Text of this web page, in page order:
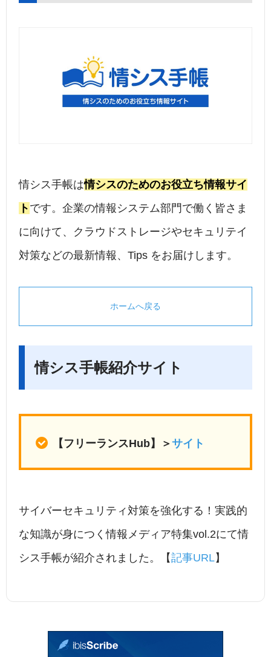
情シス手帳は情シスのためのお役立ち情報サイ
ト です。企業の情報システム部門で働く皆さま
に向けて、クラウドストレージやセキュリテイ
対策などの最新情報、Tips をお届けします。
ホームへ戻る
情シス手帳紹介サイト
【フリーランスHub】＞サイト
サイバーセキュリティ対策を強化する！実践的
な知識が身につく情報メディア特集vol.2にて情
シス手帳が紹介されました。【記事URL】